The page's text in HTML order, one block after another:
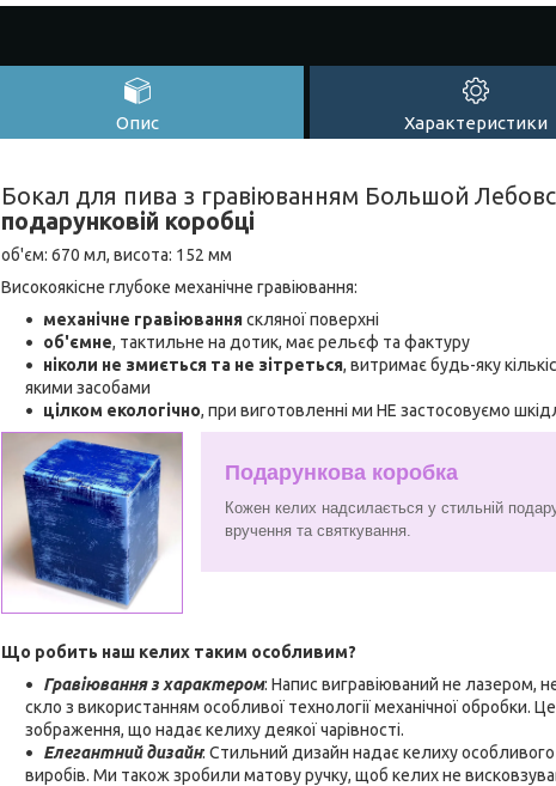
Опис Характеристики
Бокал для пива з гравіюванням Большой
подарунковій коробці
об'єм: 670 мл, висота: 152 мм
Високоякісне глубоке механічне гравіювання:
механічне гравіюванняскляної поверхні
об'ємне, тактильне на дотик, має рельєф та фактуру
ніколи не змиється та не зітреться, витримає будь-яку
якими засобами
цілком екологічно, при виготовленні ми НЕ застосовуємо
Подарункова коробка
Кожен келих надсилається у стильній
вручення та святкування.
Що робить наш келих таким особливим?
Гравіювання з характером: Напис вигравіюваний не лазером,
скло з використанням особливої технології механічної обробки.
зображення, що надає келиху деякої чарівності.
Елегантний дизайн: Стильний дизайн надає келиху
виробів. Ми також зробили матову ручку, щоб келих не